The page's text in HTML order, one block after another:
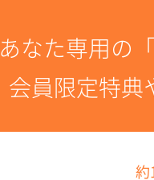
あなた専用の
会員限定特典
約